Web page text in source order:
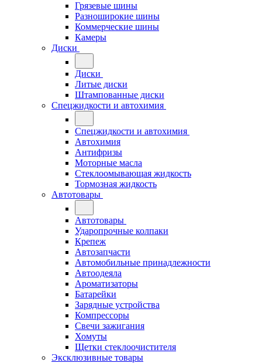
Грязевые шины
Разноширокие шины
Коммерческие шины
Камеры
Диски
Диски
Литые диски
Штампованные диски
Спецжидкости и автохимия
Спецжидкости и автохимия
Автохимия
Антифризы
Моторные масла
Стеклоомывающая жидкость
Тормозная жидкость
Автотовары
Автотовары
Ударопрочные колпаки
Крепеж
Автозапчасти
Автомобильные принадлежности
Автоодеяла
Ароматизаторы
Батарейки
Зарядные устройства
Компрессоры
Свечи зажигания
Хомуты
Щетки стеклоочистителя
Эксклюзивные товары